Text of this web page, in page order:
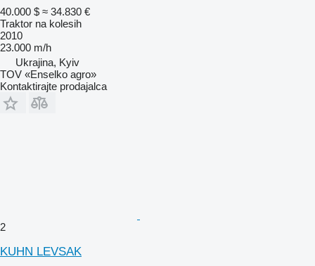
40.000 $ ≈ 34.830 €
Traktor na kolesih
2010
23.000 m/h
Ukrajina, Kyiv
TOV «Enselko agro»
Kontaktirajte prodajalca
2
KUHN LEVSAK